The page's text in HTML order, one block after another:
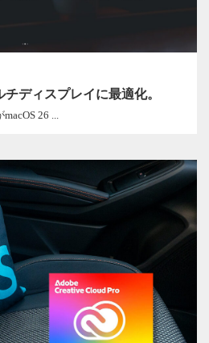
ディスプレイに最適化。
26 ...